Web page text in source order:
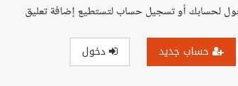
لحسابك أو تسجيل حساب لتستطيع إضافة تعليق
حساب جديد دخول